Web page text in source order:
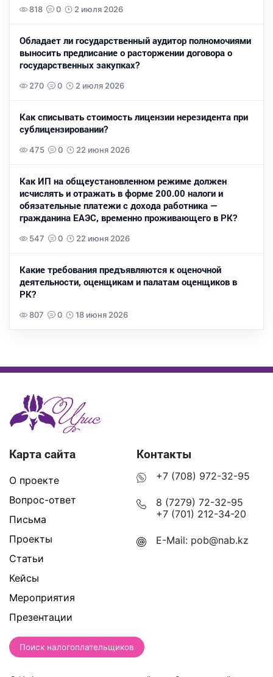
818 0 2 июля 2026
Обладает ли государственный аудитор полномочиями
выносить предписание о расторжении договора о
государственных закупках?
270 0 2 июля 2026
Как списывать стоимость лицензии нерезидента при
сублицензировании?
475 0 22 июня 2026
Как ИП на общеустановленном режиме должен
исчислять и отражать в форме 200.00 налоги и
обязательные платежи с дохода работника —
гражданина ЕАЭС, временно проживающего в РК?
547 0 22 июня 2026
Какие требования предъявляются к оценочной
деятельности, оценщикам и палатам оценщиков в
РК?
807 0 18 июня 2026
Карта сайта
О проекте
Вопрос-ответ
Письма
Проекты
Статьи
Кейсы
Мероприятия
Презентации
Контакты
+7 (708) 972-32-95
8 (7279) 72-32-95
+7 (701) 212-34-20
E-Mail: pob@nab.kz
Поиск налогоплательщиков